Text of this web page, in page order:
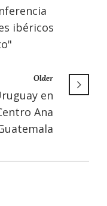
ibéricos
Older
en
Ana